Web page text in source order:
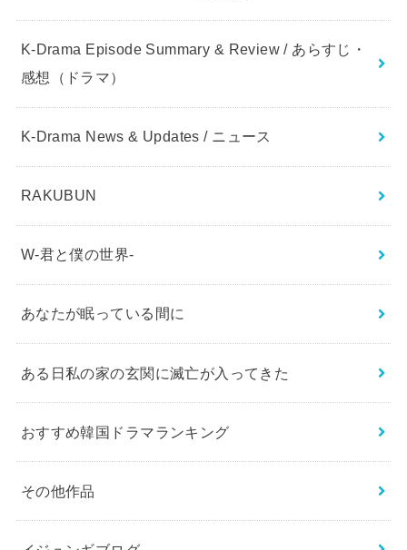
K-Drama Episode Summary & Review / あらすじ・
感想（ドラマ）
K-Drama News & Updates / ニュース
RAKUBUN
W-君と僕の世界-
あなたが眠っている間に
ある日私の家の玄関に滅亡が入ってきた
おすすめ韓国ドラマランキング
その他作品